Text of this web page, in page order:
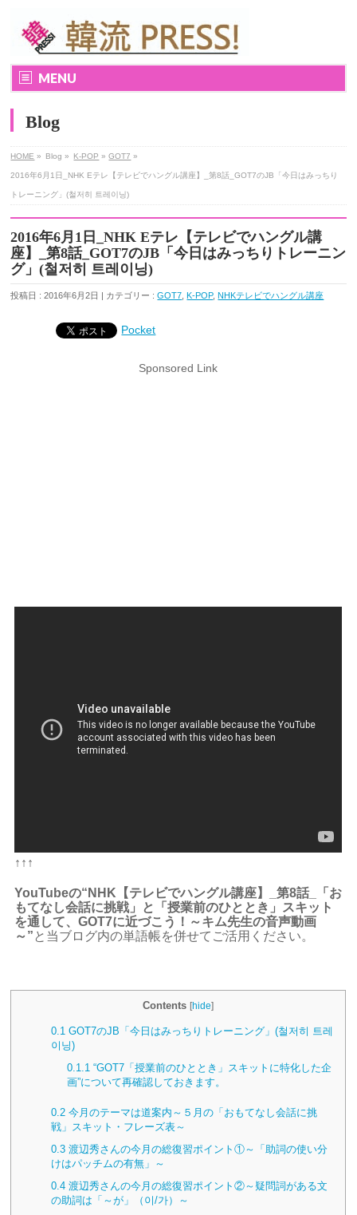
MENU
Blog
HOME » Blog » K-POP »GOT7 »
2016年6月1日_NHK Eテレ【テレビでハングル講座】_第8話_GOT7のJB「今日はみっちり
トレーニング」(철저히 트레이닝)
2016年6月1日_NHK Eテレ【テレビでハングル講
座】_第8話_GOT7のJB「今日はみっちりトレーニン
グ」(철저히 트레이닝)
投稿日 : 2016年6月2日 | カテゴリー :GOT7 ,K-POP,NHKテレビでハングル講座
Pocket
Sponsored Link
↑↑↑
YouTubeの“NHK【テレビでハングル講座】_第8話_「お
もてなし会話に挑戦」と「授業前のひととき」スキット
を通して、GOT7に近づこう！～キム先生の音声動画
～” と当ブログ内の単語帳を併せてご活用ください。
Contents [hide]
0.1 GOT7のJB「今日はみっちりトレーニング」(철저히 트레
이닝)
0.1.1 “GOT7「授業前のひととき」スキットに特化した企
画”について再確認しておきます。
0.2 今月のテーマは道案内～５月の「おもてなし会話に挑
戦」スキット・フレーズ表～
0.3 渡辺秀さんの今月の総復習ポイント①～「助詞の使い分
けはパッチムの有無」～
0.4 渡辺秀さんの今月の総復習ポイント②～疑問詞がある文
の助詞は「～が」（이/가）～